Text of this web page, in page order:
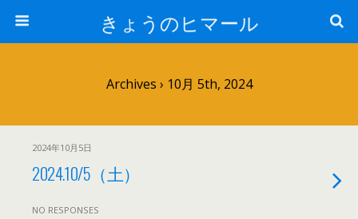
きょうのヒマール
Archives › 10月 5th, 2024
2024年10月5日
2024.10/5（土）
NO RESPONSES